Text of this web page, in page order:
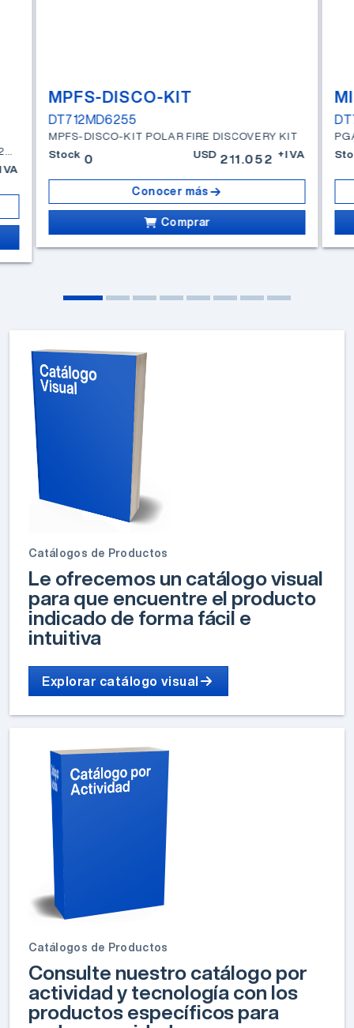
MPFS-DISCO-KIT
DT712MD6255
MPFS-DISCO-KIT POLAR FIRE DISCOVERY KIT
Stock 0 USD 211.052 +IVA
Conocer más
Comprar
Catálogos de Productos
Le ofrecemos un catálogo visual
para que encuentre el producto
indicado de forma fácil e
intuitiva
Explorar catálogo visual
Catálogos de Productos
Consulte nuestro catálogo por
actividad y tecnología con los
productos específicos para